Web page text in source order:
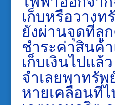
เก็บหรือวาง
ยังผ่านจุดที่ลู
ชำระค่าสินค้
เก็บเงินไปแล้
จำเลยพาทรัพ
หายเคลื่อนที่